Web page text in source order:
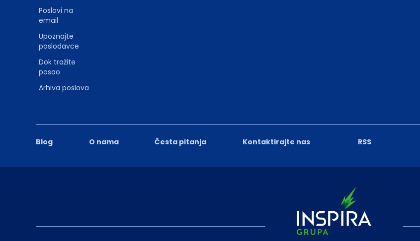
Blog O nama Česta pitanja Kontaktirajte nas RSS
Poslovi na
email
Upoznajte
poslodavce
Dok tražite
posao
Arhiva poslova